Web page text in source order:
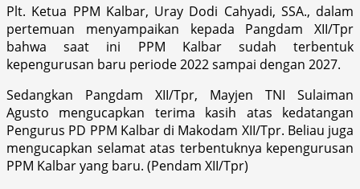
Plt. Ketua PPM Kalbar, Uray Dodi Cahyadi, SSA., dalam
pertemuan menyampaikan kepada Pangdam XII/Tpr
bahwa saat ini PPM Kalbar sudah terbentuk
kepengurusan baru periode 2022 sampai dengan 2027.
Sedangkan Pangdam XII/Tpr, Mayjen TNI Sulaiman
Agusto mengucapkan terima kasih atas kedatangan
Pengurus PD PPM Kalbar di Makodam XII/Tpr. Beliau juga
mengucapkan selamat atas terbentuknya kepengurusan
PPM Kalbar yang baru. (Pendam XII/Tpr)